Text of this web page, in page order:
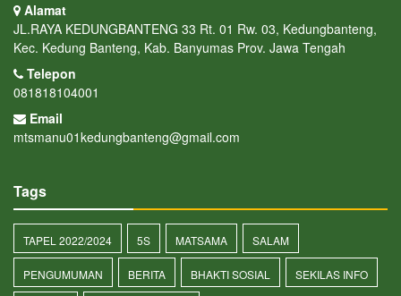
Alamat
JL.RAYA KEDUNGBANTENG 33 Rt. 01 Rw. 03, Kedungbanteng,
Kec. Kedung Banteng, Kab. Banyumas Prov. Jawa Tengah
Telepon
081818104001
Email
mtsmanu01kedungbanteng@gmail.com
Tags
TAPEL 2022/2024 5S MATSAMA SALAM
PENGUMUMAN BERITA BHAKTI SOSIAL SEKILAS INFO